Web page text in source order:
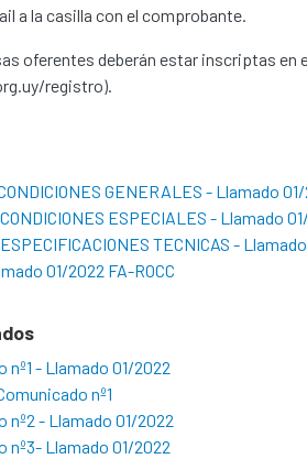
a la casilla con el comprobante.
oferentes deberán estar inscriptas en
registro).
GENERALES - Llamado
ESPECIALES - Llamado
TECNICAS -
01/2022 FA-ROCC
nº1 - Llamado 01/2022
nº1
nº2 - Llamado 01/2022
nº3- Llamado 01/2022